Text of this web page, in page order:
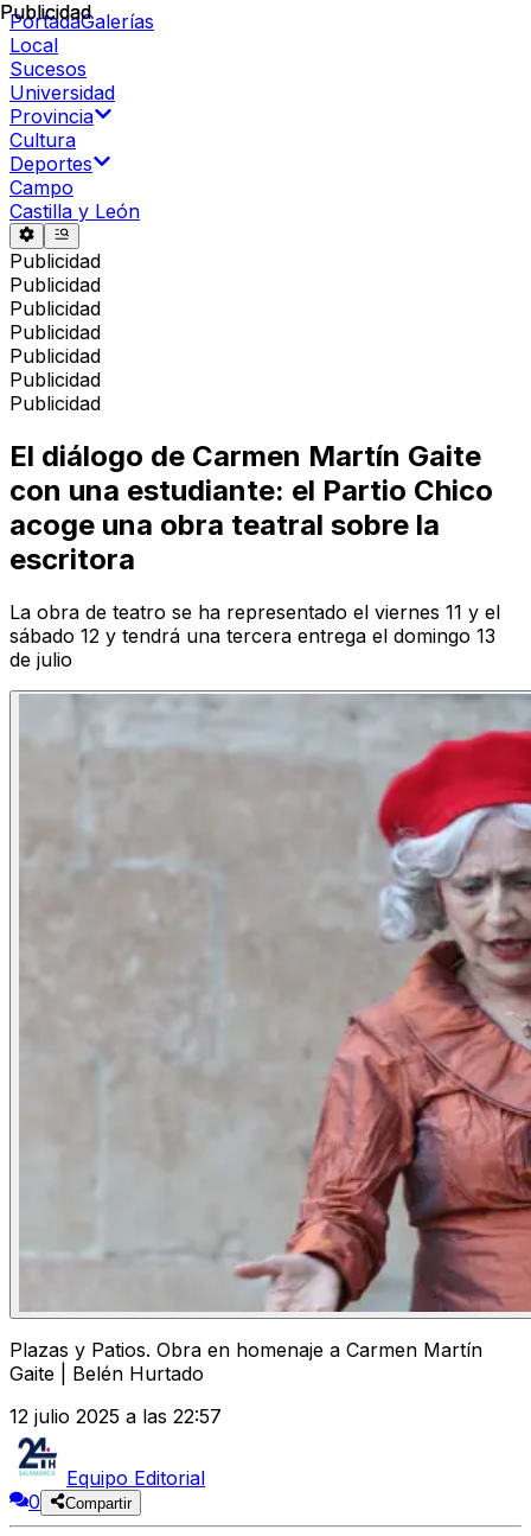
PortadaGalerías
Local
Sucesos
Universidad
Provincia
Cultura
Deportes
Campo
Castilla y León
Publicidad
Publicidad
Publicidad
Publicidad
Publicidad
Publicidad
Publicidad
Publicidad
El diálogo de Carmen Martín Gaite
con una estudiante: el Partio Chico
acoge una obra teatral sobre la
escritora
La obra de teatro se ha representado el viernes 11 y el
sábado 12 y tendrá una tercera entrega el domingo 13
de julio
Plazas y Patios. Obra en homenaje a Carmen Martín
Gaite | Belén Hurtado
12 julio 2025 a las 22:57
Equipo Editorial
0
Compartir
Publicidad